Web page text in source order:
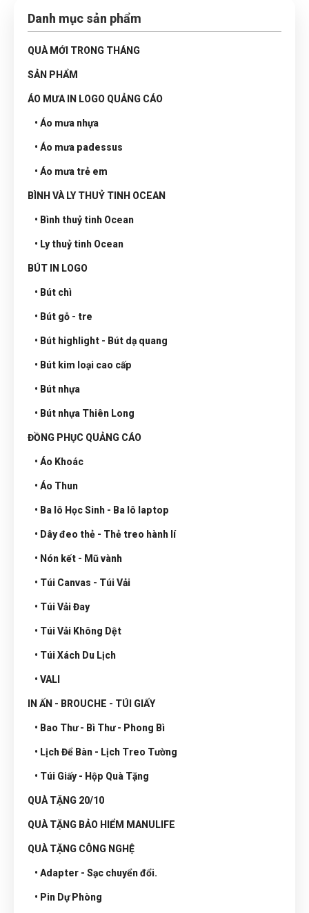
Danh mục sản phẩm
QUÀ MỚI TRONG THÁNG
SẢN PHẨM
ÁO MƯA IN LOGO QUẢNG CÁO
• Áo mưa nhựa
• Áo mưa padessus
• Áo mưa trẻ em
BÌNH VÀ LY THUỶ TINH OCEAN
• Bình thuỷ tinh Ocean
• Ly thuỷ tinh Ocean
BÚT IN LOGO
• Bút chì
• Bút gỗ - tre
• Bút highlight - Bút dạ quang
• Bút kim loại cao cấp
• Bút nhựa
• Bút nhựa Thiên Long
ĐỒNG PHỤC QUẢNG CÁO
• Áo Khoác
• Áo Thun
• Ba lô Học Sinh - Ba lô laptop
• Dây đeo thẻ - Thẻ treo hành lí
• Nón kết - Mũ vành
• Túi Canvas - Túi Vải
• Túi Vải Đay
• Túi Vải Không Dệt
• Túi Xách Du Lịch
• VALI
IN ẤN - BROUCHE - TÚI GIẤY
• Bao Thư - Bì Thư - Phong Bì
• Lịch Để Bàn - Lịch Treo Tường
• Túi Giấy - Hộp Quà Tặng
QUÀ TẶNG 20/10
QUÀ TẶNG BẢO HIỂM MANULIFE
QUÀ TẶNG CÔNG NGHỆ
• Adapter - Sạc chuyển đổi.
• Pin Dự Phòng